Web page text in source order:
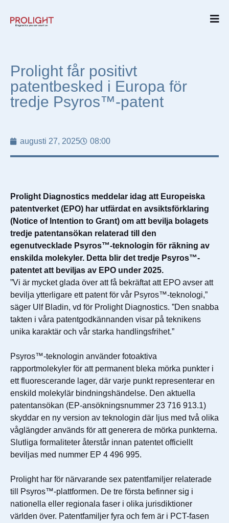
Prolight får positivt
patentbesked i Europa för
tredje Psyros™-patent
augusti 27, 2025 08:00
Prolight Diagnostics meddelar idag att Europeiska
patentverket (EPO) har utfärdat en avsiktsförklaring
(Notice of Intention to Grant) om att bevilja bolagets
tredje patentansökan relaterad till den
egenutvecklade Psyros™-teknologin för räkning av
enskilda molekyler. Detta blir det tredje Psyros™-
patentet att beviljas av EPO under 2025.
”Vi är mycket glada över att få bekräftat att EPO avser att
bevilja ytterligare ett patent för vår Psyros™-teknologi,”
säger Ulf Bladin, vd för Prolight Diagnostics. ”Den snabba
takten i våra patentgodkännanden visar på teknikens
unika karaktär och vår starka handlingsfrihet.”
Psyros™-teknologin använder fotoaktiva
rapportmolekyler för att permanent bleka mörka punkter i
ett fluorescerande lager, där varje punkt representerar en
enskild molekylär bindningshändelse. Den aktuella
patentansökan (EP-ansökningsnummer 23 716 913.1)
skyddar en ny version av teknologin där ljus med två olika
våglängder används för att generera de mörka punkterna.
Slutliga formaliteter återstår innan patentet officiellt
beviljas med nummer EP 4 496 995.
Prolight har för närvarande sex patentfamiljer relaterade
till Psyros™-plattformen. De tre första befinner sig i
nationella eller regionala faser i olika jurisdiktioner
världen över. Patentfamiljer fyra och fem är i PCT-fasen